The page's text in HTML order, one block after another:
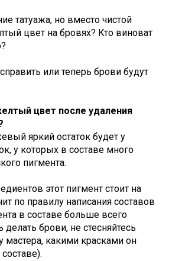
татуажа, но вместо чистой
цвет на бровях? Кто виноват
или теперь брови будут
цвет после удаления
яркий остаток будет у
у которых в составе много
пигмента.
этот пигмент стоит на
по правилу написания составов
в составе больше всего
делать брови, не стесняйтесь
мастера, какими красками он